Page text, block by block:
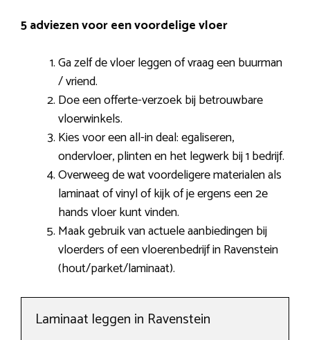
5 adviezen voor een voordelige vloer
Ga zelf de vloer leggen of vraag een buurman
/ vriend.
Doe een offerte-verzoek bij betrouwbare
vloerwinkels.
Kies voor een all-in deal: egaliseren,
ondervloer, plinten en het legwerk bij 1 bedrijf.
Overweeg de wat voordeligere materialen als
laminaat of vinyl of kijk of je ergens een 2e
hands vloer kunt vinden.
Maak gebruik van actuele aanbiedingen bij
vloerders of een vloerenbedrijf in Ravenstein
(hout/parket/laminaat).
Laminaat leggen in Ravenstein